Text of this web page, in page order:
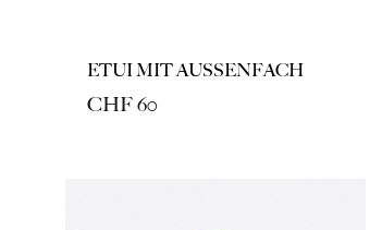
ETUI MIT AUSSENFACH
CHF60